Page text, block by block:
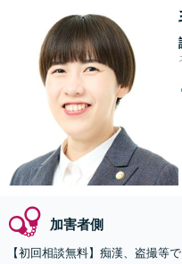
加害者側
【初回相談無料】痴漢、盗撮等